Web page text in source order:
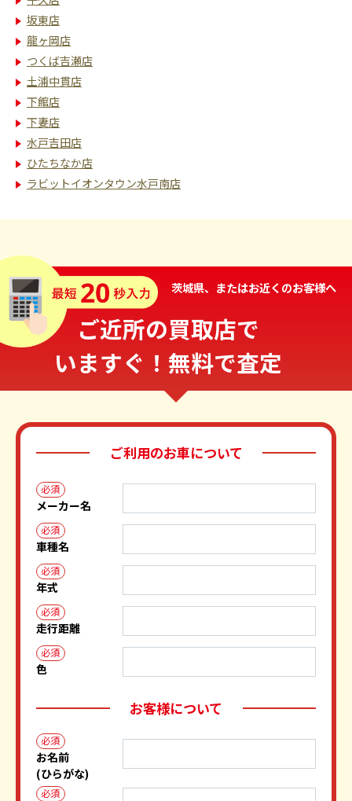
坂東店
龍ヶ岡店
つくば吉瀬店
土浦中貫店
下館店
下妻店
水戸吉田店
ひたちなか店
ラビットイオンタウン水戸南店
茨城県、またはお近くのお客様へ
ご近所の買取店で
いますぐ！無料で査定
ご利用のお車について
必須
メーカー名
必須
車種名
必須
年式
必須
走行距離
必須
色
お客様について
必須
お名前
(ひらがな)
必須